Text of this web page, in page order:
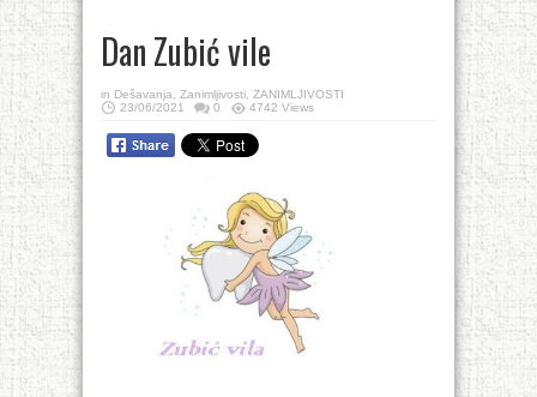
Dan Zubić vile
in Dešavanja Zanimljivosti
ZANIMLJIVOSTI
23/06/2021
0 4742 Views